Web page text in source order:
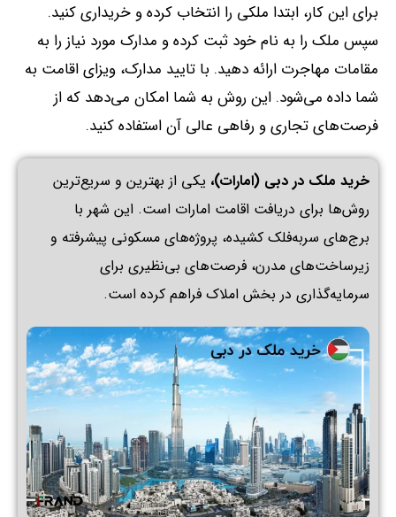
برای این کار، ابتدا ملکی را انتخاب کرده و خریداری کنید.
سپس ملک را به نام خود ثبت کرده و مدارک مورد نیاز را به
مقامات مهاجرت ارائه دهید. با تایید مدارک، ویزای اقامت به
شما داده می‌شود. این روش به شما امکان می‌دهد که از
فرصت‌های تجاری و رفاهی عالی آن استفاده کنید.
خرید ملک در دبی (امارات)، یکی از بهترین و سریع‌ترین
روش‌ها برای دریافت اقامت امارات است. این شهر با
برج‌های سربه‌فلک کشیده، پروژه‌های مسکونی پیشرفته و
زیرساخت‌های مدرن، فرصت‌های بی‌نظیری برای
سرمایه‌گذاری در بخش املاک فراهم کرده است.